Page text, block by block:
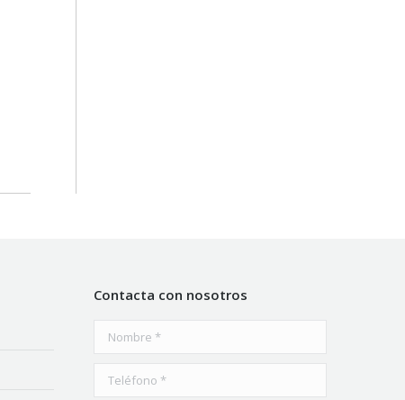
Contacta con nosotros
Nombre *
Teléfono *